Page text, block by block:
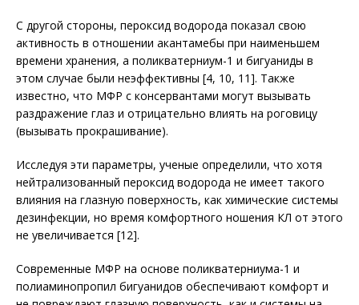
С другой стороны, пероксид водорода показал свою
активность в отношении акантамебы при наименьшем
времени хранения, а поликватерниум-1 и бигуаниды в
этом случае были неэффективны [4, 10, 11]. Также
известно, что МФР с консервантами могут вызывать
раздражение глаз и отрицательно влиять на роговицу
(вызывать прокрашивание).
Исследуя эти параметры, ученые определили, что хотя
нейтрализованный пероксид водорода не имеет такого
влияния на глазную поверхность, как химические системы
дезинфекции, но время комфортного ношения КЛ от этого
не увеличивается [12].
Современные МФР на основе поликватерниума-1 и
полиаминопропил бигуанидов обеспечивают комфорт и